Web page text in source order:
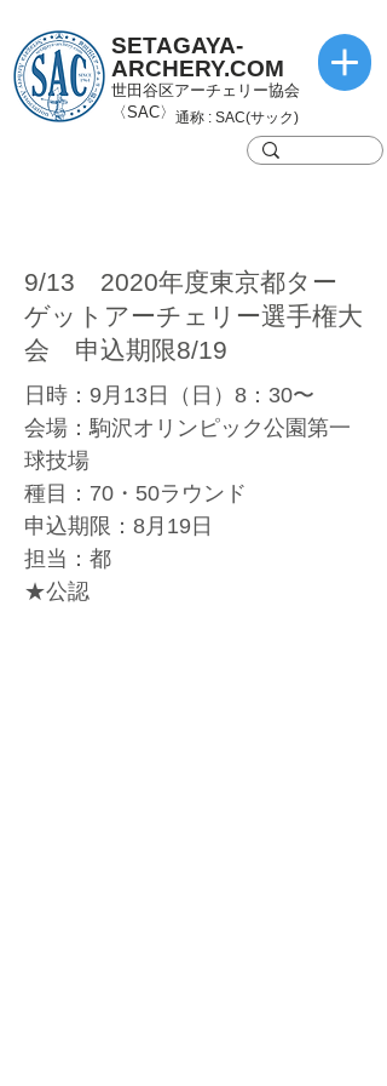
SETAGAYA-
ARCHERY.COM
世田谷区アーチェリー協会
〈SAC〉 通称 : SAC(サック)
9/13 2020年度東京都ター
ゲットアーチェリー選手権大
会 申込期限8/19
日時：9月13日（日）8：30〜
会場：駒沢オリンピック公園第一
球技場
種目：70・50ラウンド
申込期限：8月19日
担当：都
★公認